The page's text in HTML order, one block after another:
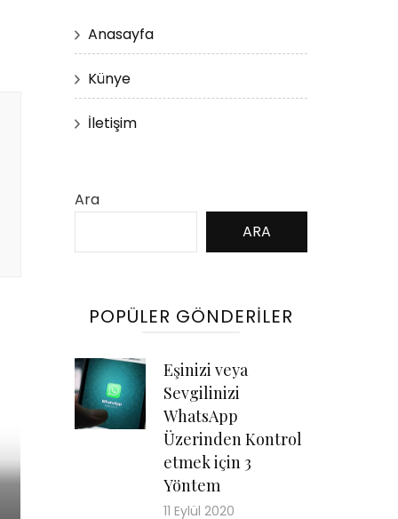
Anasayfa
Künye
İletişim
Ara
ARA
POPÜLER GÖNDERILER
Eşinizi veya
Sevgilinizi
WhatsApp
Üzerinden Kontrol
etmek için 3
Yöntem
11 Eylül 2020